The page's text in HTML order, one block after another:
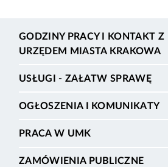
GODZINY PRACY I KONTAKT Z
URZĘDEM MIASTA KRAKOWA
USŁUGI - ZAŁATW SPRAWĘ
OGŁOSZENIA I KOMUNIKATY
PRACA W UMK
ZAMÓWIENIA PUBLICZNE